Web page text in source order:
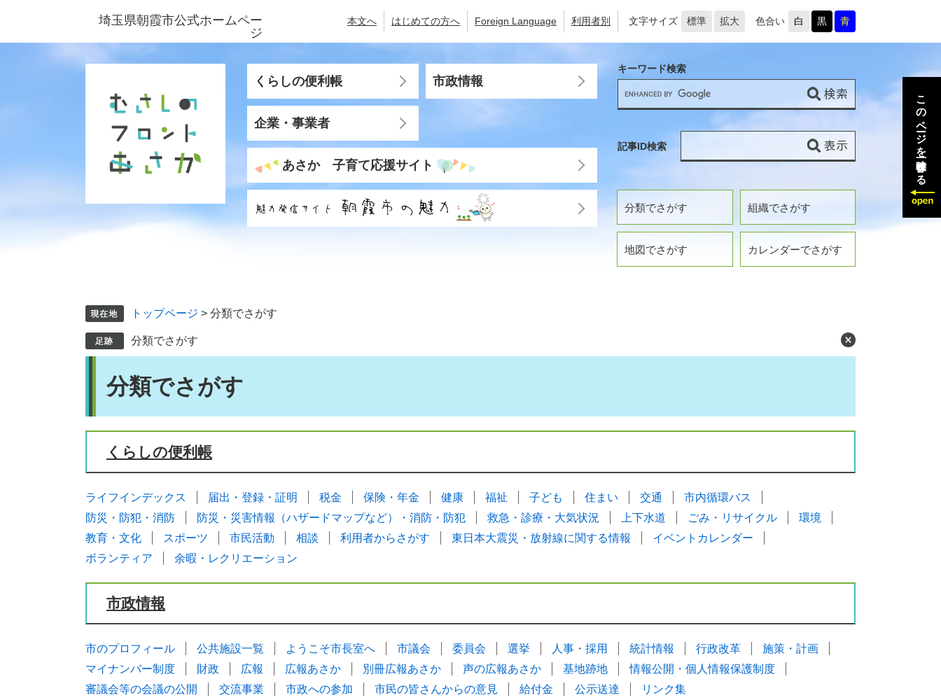
ジ
ュ
埼玉県朝霞市公式ホームペー
ジ
本文へ はじめての方へ Foreign Language 利用者別 文字サイズ 標準 拡大 色合い 白 黒 青
くらしの便利帳 市政情報
企業・事業者
あさか 子育て応援サイト
分類でさがす 組織でさがす
地図でさがす カレンダーでさがす
キーワード検索
記事ID検索
トップページ > 分類でさがす
分類でさがす
分類でさがす
くらしの便利帳
ライフインデックス 届出・登録・証明 税金 保険・年金 健康 福祉 子ども 住まい 交通
市内循環バス
防災・防犯・消防
防災・災害情報（ハザードマップなど）・消防・防犯 救急・診療・大気状況 上下水道 ごみ・リサイクル
環境
教育・文化
スポーツ 市民活動 相談 利用者からさがす 東日本大震災・放射線に関する情報
イベントカレンダー
ボランティア
余暇・レクリエーション
市政情報
市のプロフィール 公共施設一覧 ようこそ市長室へ 市議会 委員会 選挙 人事・採用 統計情報 行政改革
施策・計画
マイナンバー制度
財政 広報 広報あさか 別冊広報あさか 声の広報あさか 基地跡地
情報公開・個人情報保護制度
審議会等の会議の公開
交流事業 市政への参加 市民の皆さんからの意見 給付金 公示送達 リンク集
このページを一時保存する